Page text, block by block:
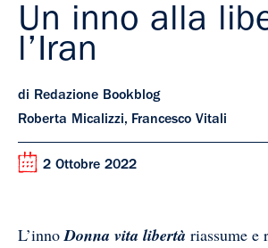
Un inno alla
l’Iran
di Redazione Bookblog
Roberta Micalizzi, Francesco Vitali
2 Ottobre 2022
L’innoDonna vita libertà riassume e